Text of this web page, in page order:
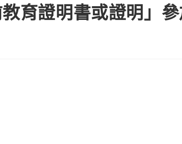
育證明書或證明」